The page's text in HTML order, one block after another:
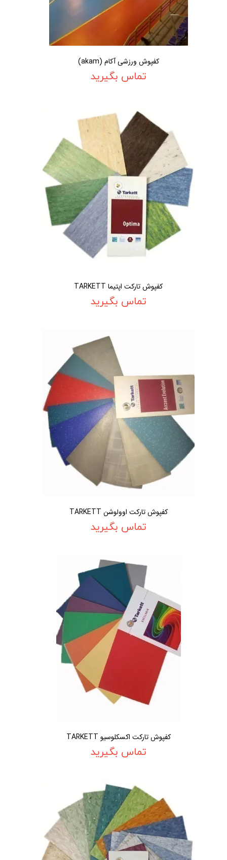
کفپوش ورزشی آکام (akam)
تماس بگیرید
کفپوش تارکت اپتیما TARKETT
تماس بگیرید
کفپوش تارکت اوولوشن TARKETT
تماس بگیرید
کفپوش تارکت اکسکلوسیو TARKETT
تماس بگیرید